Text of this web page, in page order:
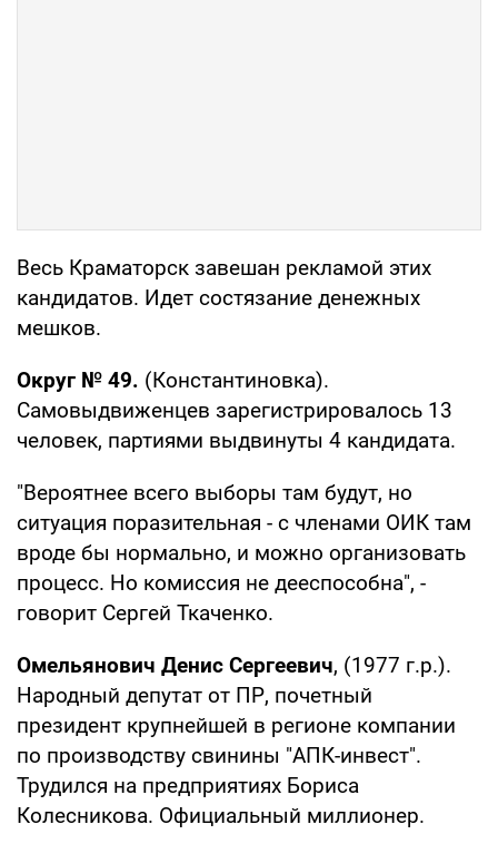
Весь Краматорск завешан рекламой этих
кандидатов. Идет состязание денежных
мешков.
Округ № 49. (Константиновка).
Самовыдвиженцев зарегистрировалось 13
человек, партиями выдвинуты 4 кандидата.
"Вероятнее всего выборы там будут, но
ситуация поразительная - с членами ОИК там
вроде бы нормально, и можно организовать
процесс. Но комиссия не дееспособна", -
говорит Сергей Ткаченко.
Омельянович Денис Сергеевич, (1977 г.р.).
Народный депутат от ПР, почетный
президент крупнейшей в регионе компании
по производству свинины "АПК-инвест".
Трудился на предприятиях Бориса
Колесникова. Официальный миллионер.